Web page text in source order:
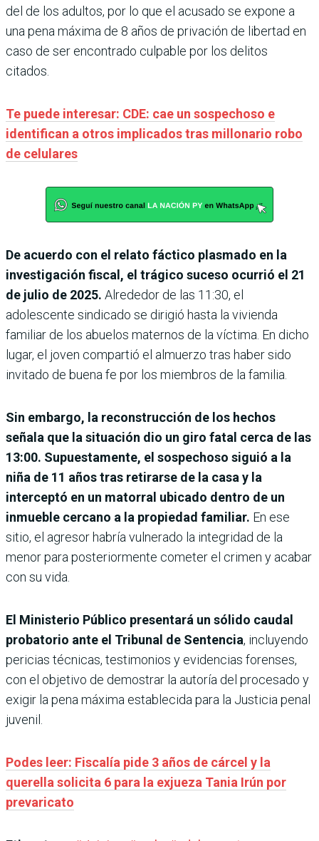
del de los adultos, por lo que el acusado se expone a
una pena máxima de 8 años de privación de libertad en
caso de ser encontrado culpable por los delitos
citados.
Te puede interesar: CDE: cae un sospechoso e
identifican a otros implicados tras millonario robo
de celulares
De acuerdo con el relato fáctico plasmado en la
investigación fiscal, el trágico suceso ocurrió el 21
de julio de 2025. Alrededor de las 11:30, el
adolescente sindicado se dirigió hasta la vivienda
familiar de los abuelos maternos de la víctima. En dicho
lugar, el joven compartió el almuerzo tras haber sido
invitado de buena fe por los miembros de la familia.
Sin embargo, la reconstrucción de los hechos
señala que la situación dio un giro fatal cerca de las
13:00. Supuestamente, el sospechoso siguió a la
niña de 11 años tras retirarse de la casa y la
interceptó en un matorral ubicado dentro de un
inmueble cercano a la propiedad familiar. En ese
sitio, el agresor habría vulnerado la integridad de la
menor para posteriormente cometer el crimen y acabar
con su vida.
El Ministerio Público presentará un sólido caudal
probatorio ante el Tribunal de Sentencia, incluyendo
pericias técnicas, testimonios y evidencias forenses,
con el objetivo de demostrar la autoría del procesado y
exigir la pena máxima establecida para la Justicia penal
juvenil.
Podes leer: Fiscalía pide 3 años de cárcel y la
querella solicita 6 para la exjueza Tania Irún por
prevaricato